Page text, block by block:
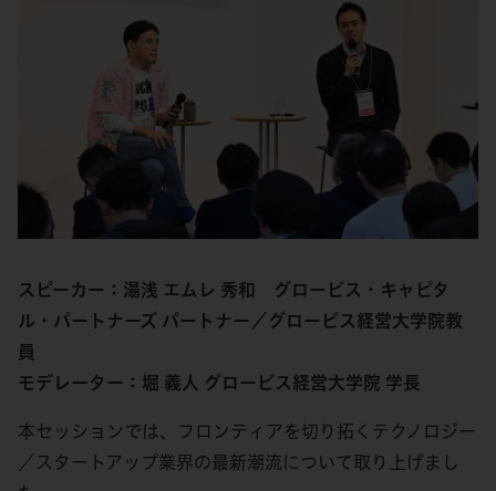
スピーカー：湯浅 エムレ 秀和 グロービス・キャピタ
ル・パートナーズ パートナー／グロービス経営大学院教
員
モデレーター：堀 義人 グロービス経営大学院 学長
本セッションでは、フロンティアを切り拓くテクノロジー
／スタートアップ業界の最新潮流について取り上げまし